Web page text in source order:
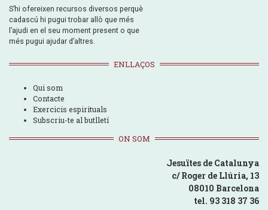
S’hi ofereixen recursos diversos perquè
cadascú hi pugui trobar allò que més
l’ajudi en el seu moment present o que
més pugui ajudar d’altres.
ENLLAÇOS
Qui som
Contacte
Exercicis espirituals
Subscriu-te al butlletí
ON SOM
Jesuïtes de Catalunya
c/ Roger de Llúria, 13
08010 Barcelona
tel. 93 318 37 36